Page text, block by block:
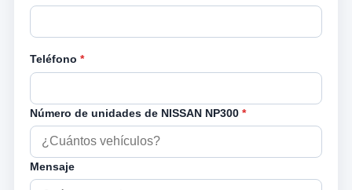
Teléfono *
Número de unidades de NISSAN NP300 *
Mensaje